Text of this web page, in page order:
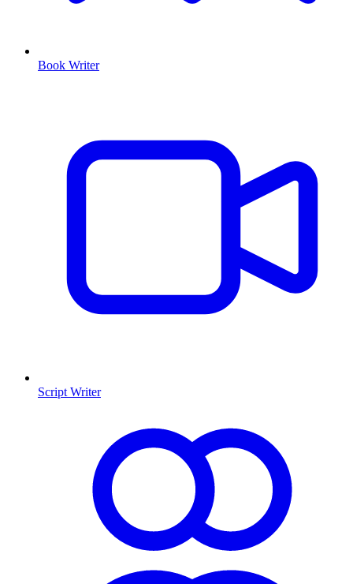
Book Writer
Script Writer